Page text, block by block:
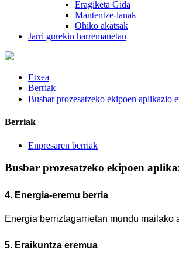
Eragiketa Gida
Mantentze-lanak
Ohiko akatsak
Jarri gurekin harremanetan
Etxea
Berriak
Busbar prozesatzeko ekipoen aplikazio
Berriak
Enpresaren berriak
Busbar prozesatzeko ekipoen
4. Energia-eremu berria
Energia berriztagarrietan mundu
5. Eraikuntza eremua